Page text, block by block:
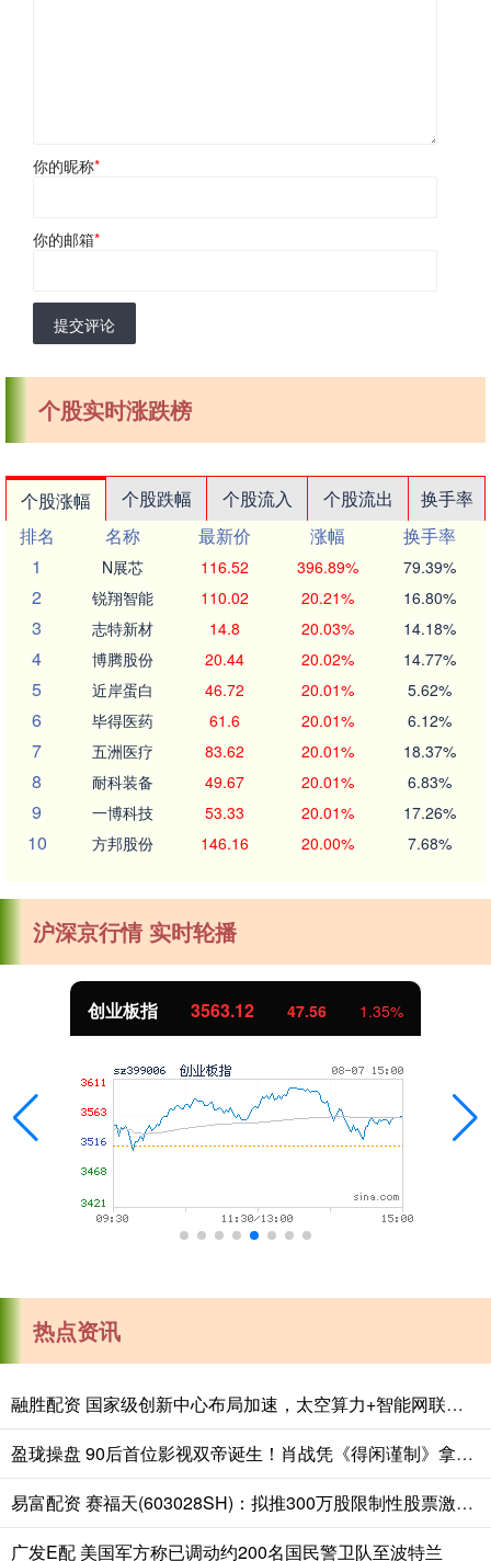
你的昵称*
你的邮箱*
提交评论
个股实时涨跌榜
个股涨幅 个股跌幅 个股流入 个股流出
换手率
排名
名称 最新价 涨幅
换手率
1
N展芯 116.52 396.89% 79.39%
2 锐翔智能 110.02 20.21% 16.80%
3 志特新材 14.8 20.03% 14.18%
4 博腾股份 20.44 20.02% 14.77%
5 近岸蛋白 46.72 20.01% 5.62%
6 毕得医药 61.6 20.01% 6.12%
7 五洲医疗 83.62 20.01% 18.37%
8 耐科装备 49.67 20.01% 6.83%
9 一博科技 53.33 20.01% 17.26%
10 方邦股份 146.16 20.00% 7.68%
沪深京行情 实时轮播
创业板指 3563.12 47.56 1.35%
热点资讯
融胜配资 国家级创新中心布局加速，太空算力+智能网联汽车产业合作开启
盈珑操盘 90后首位影视双帝诞生！肖战凭《得闲谨制》拿下大影节影帝，演技逆袭太励志
易富配资 赛福天(603028SH)：拟推300万股限制性股票激励计划
广发E配 美国军方称已调动约200名国民警卫队至波特兰